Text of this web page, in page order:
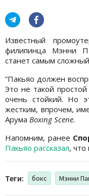
Известный
филипинца Мэнни
станет самым
“Пакьяо должен
Это не такой
очень стойкий. Но
жестким, впрочем,
Арума Boxing Scene.
Напомним, ранее
Пакьяо рассказал, что
Теги: бокс Мэнни